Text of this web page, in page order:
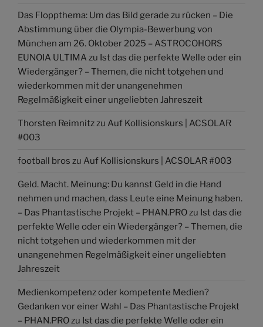
Das Floppthema: Um das Bild gerade zu rücken – Die
Abstimmung über die Olympia-Bewerbung von
München am 26. Oktober 2025 – ASTROCOHORS
EUNOIA ULTIMA zu Ist das die perfekte Welle oder ein
Wiedergänger? – Themen, die nicht totgehen und
wiederkommen mit der unangenehmen
Regelmäßigkeit einer ungeliebten Jahreszeit
Thorsten Reimnitzzu Auf Kollisionskurs | ACSOLAR
#003
football bros zu Auf Kollisionskurs | ACSOLAR #003
Geld. Macht. Meinung: Du kannst Geld in die Hand
nehmen und machen, dass Leute eine Meinung haben.
– Das Phantastische Projekt – PHAN.PROzu Ist das die
perfekte Welle oder ein Wiedergänger? – Themen, die
nicht totgehen und wiederkommen mit der
unangenehmen Regelmäßigkeit einer ungeliebten
Jahreszeit
Medienkompetenz oder kompetente Medien?
Gedanken vor einer Wahl – Das Phantastische Projekt
– PHAN.PROzu Ist das die perfekte Welle oder ein